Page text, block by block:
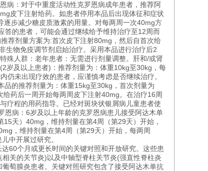
病：对于中重度活动性克罗恩病成年患者，推荐阿
皮下注射给药。如患者停用本品后出现体征和症状
步减少糖皮质激素的用量。对每两周一次40mg方
的患者，可能会通过继续给予维持治疗至12周而
荐剂量方案为:首次皮下注射80mg，然后自首次给
生物免疫调节剂启始治疗。采用本品进行治疗后2
殊人群：老年患者：无需进行剂量调整。肝和/或肾
岁及以上患者)：推荐剂量为：体重10kg至30kg，每
未出现疗效的患者，应谨慎考虑是否继续治疗。
的推荐剂量为：体重15kg至30kg，首次剂量为
药后一周开始每两周皮下注射40mg。在治疗16周
疗程的用药指导。已经对斑块状银屑病儿童患者使
恩病：6岁及以上年龄的克罗恩病患儿接受阿达木单
天）40mg，维持剂量在第4周（第29天）开始，
，维持剂量在第4周（第29天）开始，每两周
中开展过研究。
60个月或更长时间的关键对照和开放研究。这些患
关的关节炎)以及中轴型脊柱关节炎(强直性脊柱炎
萄膜炎患者。关键对照研究包含了接受阿达木单抗